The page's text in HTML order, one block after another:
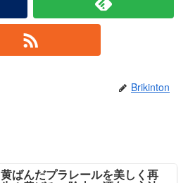
Brikinton
黄ばんだプラレールを美しく再